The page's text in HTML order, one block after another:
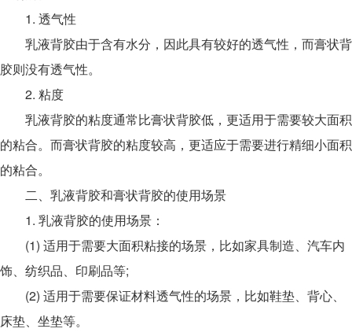
1. 透气性
乳液背胶由于含有水分，因此具有较好的透气性，而膏状背
胶则没有透气性。
2. 粘度
乳液背胶的粘度通常比膏状背胶低，更适用于需要较大面积
的粘合。而膏状背胶的粘度较高，更适应于需要进行精细小面积
的粘合。
二、乳液背胶和膏状背胶的使用场景
1. 乳液背胶的使用场景：
(1) 适用于需要大面积粘接的场景，比如家具制造、汽车内
饰、纺织品、印刷品等;
(2) 适用于需要保证材料透气性的场景，比如鞋垫、背心、
床垫、坐垫等。